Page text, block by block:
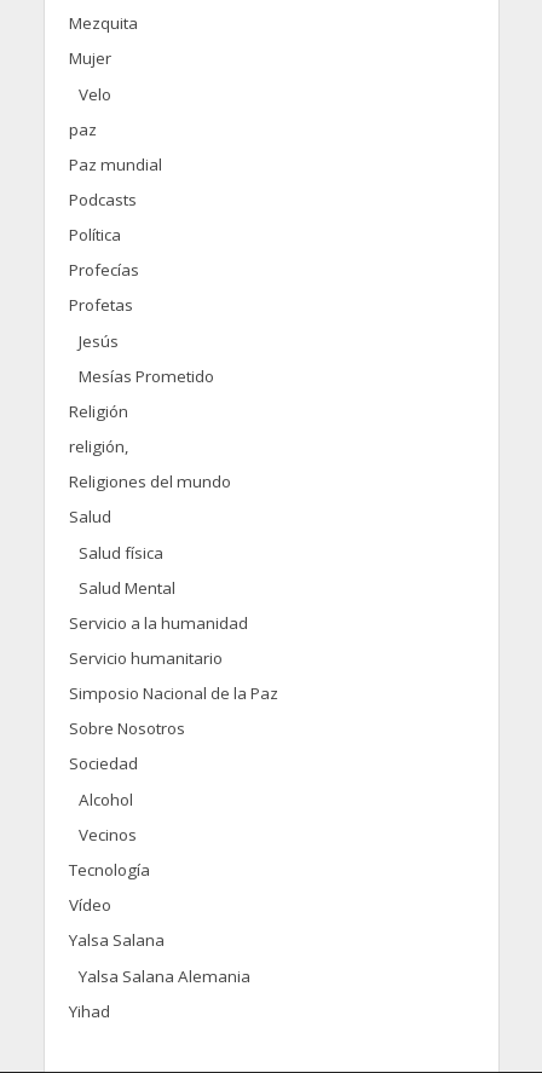
Mezquita
Mujer
Velo
paz
Paz mundial
Podcasts
Política
Profecías
Profetas
Jesús
Mesías Prometido
Religión
religión,
Religiones del mundo
Salud
Salud física
Salud Mental
Servicio a la humanidad
Servicio humanitario
Simposio Nacional de la Paz
Sobre Nosotros
Sociedad
Alcohol
Vecinos
Tecnología
Vídeo
Yalsa Salana
Yalsa Salana Alemania
Yihad